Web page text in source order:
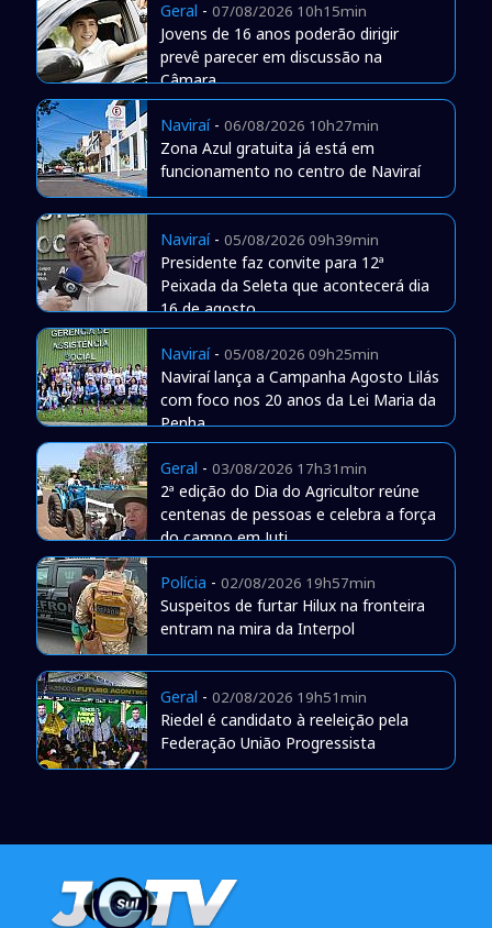
Geral - 07/08/2026 10h15min
Jovens de 16 anos poderão dirigir
prevê parecer em discussão na
Câmara
Naviraí- 06/08/2026 10h27min
Zona Azul gratuita já está em
funcionamento no centro de Naviraí
Naviraí- 05/08/2026 09h39min
Presidente faz convite para 12ª
Peixada da Seleta que acontecerá dia
16 de agosto
Naviraí- 05/08/2026 09h25min
Naviraí lança a Campanha Agosto Lilás
com foco nos 20 anos da Lei Maria da
Penha
Geral - 03/08/2026 17h31min
2ª edição do Dia do Agricultor reúne
centenas de pessoas e celebra a força
do campo em Juti
Polícia - 02/08/2026 19h57min
Suspeitos de furtar Hilux na fronteira
entram na mira da Interpol
Geral - 02/08/2026 19h51min
Riedel é candidato à reeleição pela
Federação União Progressista